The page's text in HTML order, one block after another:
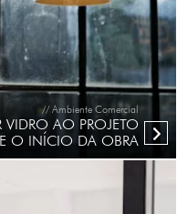
// Ambiente Comercial
AO PROJETO
O INÍCIO DA OBRA